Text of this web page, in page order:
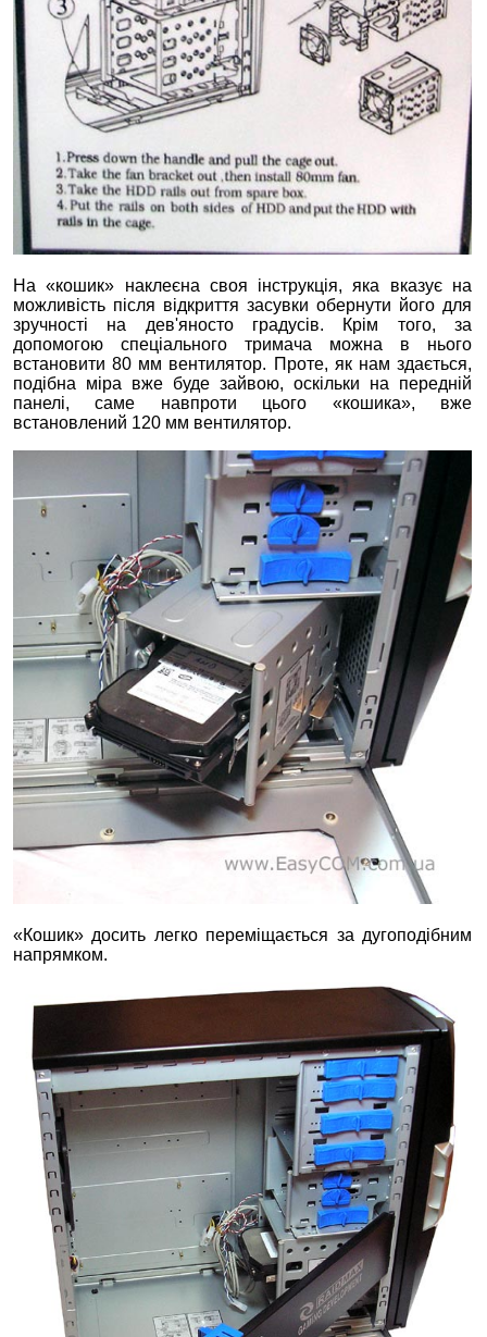
На «кошик» наклеєна своя інструкція, яка вказує на
можливість після відкриття засувки обернути його для
зручності на дев'яносто градусів. Крім того, за
допомогою спеціального тримача можна в нього
встановити 80 мм вентилятор. Проте, як нам здається,
подібна міра вже буде зайвою, оскільки на передній
панелі, саме навпроти цього «кошика», вже
встановлений 120 мм вентилятор.
«Кошик» досить легко переміщається за дугоподібним
напрямком.